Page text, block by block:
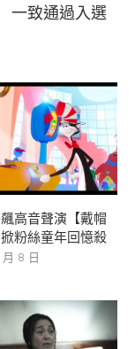
一致通過入選
高音聲演【戴帽
粉絲童年回憶殺
8 日